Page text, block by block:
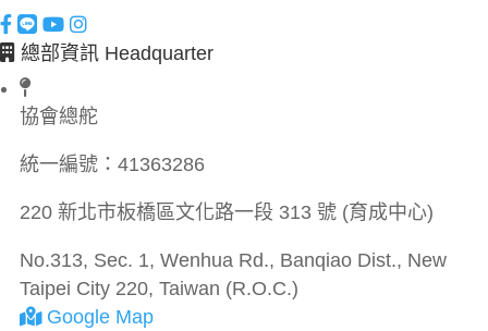
總部資訊 Headquarter
協會總舵
統一編號： 41363286
220 新北市板橋區文化路一段 313 號 (育成中心)
No.313, Sec. 1, Wenhua Rd., Banqiao Dist., New
Taipei City 220, Taiwan (R.O.C.)
Google Map